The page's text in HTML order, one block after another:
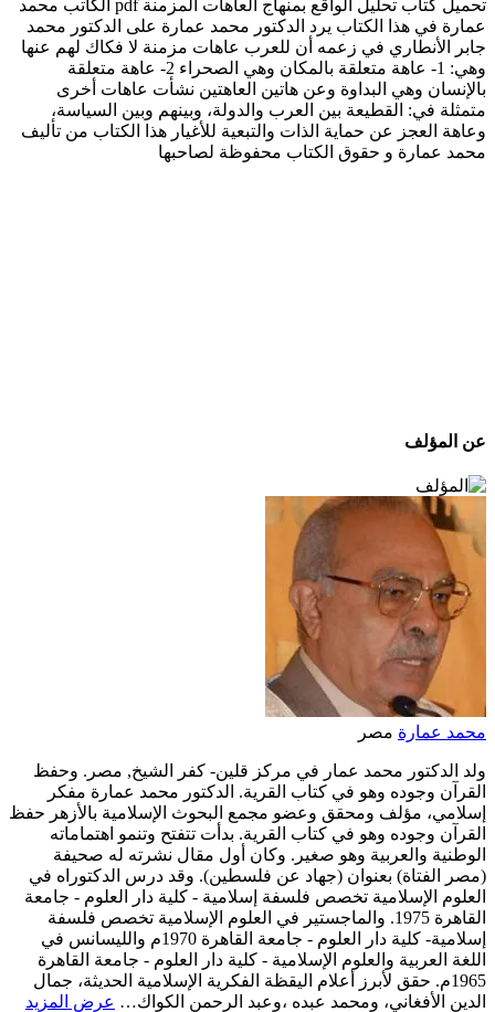
تحميل كتاب تحليل الواقع بمنهاج العاهات المزمنة pdf الكاتب محمد
عمارة في هذا الكتاب يرد الدكتور محمد عمارة على الدكتور محمد
جابر الأنطاري في زعمه أن للعرب عاهات مزمنة لا فكاك لهم عنها
وهي: 1- عاهة متعلقة بالمكان وهي الصحراء 2- عاهة متعلقة
بالإنسان وهي البداوة وعن هاتين العاهتين نشأت عاهات أخرى
متمثلة في: القطيعة بين العرب والدولة، وبينهم وبين السياسة،
وعاهة العجز عن حماية الذات والتبعية للأغيار هذا الكتاب من تأليف
محمد عمارة و حقوق الكتاب محفوظة لصاحبها
عن المؤلف
محمد عمارة مصر
ولد الدكتور محمد عمار في مركز قلين- كفر الشيخ, مصر. وحفظ
القرآن وجوده وهو في كتاب القرية. الدكتور محمد عمارة مفكر
إسلامي، مؤلف ومحقق وعضو مجمع البحوث اﻹسلامية باﻷزهر حفظ
القرآن وجوده وهو في كتاب القرية. بدأت تتفتح وتنمو اهتماماته
الوطنية والعربية وهو صغير. وكان أول مقال نشرته له صحيفة
(مصر الفتاة) بعنوان (جهاد عن فلسطين). وقد درس الدكتوراه في
العلوم الإسلامية تخصص فلسفة إسلامية - كلية دار العلوم - جامعة
القاهرة 1975. والماجستير في العلوم الإسلامية تخصص فلسفة
إسلامية- كلية دار العلوم - جامعة القاهرة 1970م والليسانس في
اللغة العربية والعلوم الإسلامية - كلية دار العلوم - جامعة القاهرة
1965م. حقق لأبرز أعلام اليقظة الفكرية الإسلامية الحديثة، جمال
الدين الأفغاني، ومحمد عبده ،وعبد الرحمن الكواك… عرض المزيد